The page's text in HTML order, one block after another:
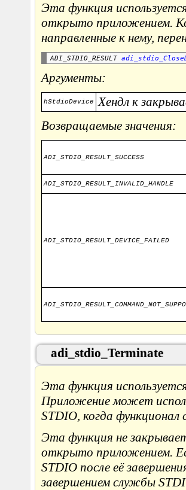
Эта функция
открыто приложением.
направленные к нему,
ADI_STDIO_RESULT
Аргументы:
hStdioDevice
Хендл к
Возвращаемые значения:
ADI_STDIO_RESULT_SUCCESS
ADI_STDIO_RESULT_INVALID_HANDLE
ADI_STDIO_RESULT_DEVICE_FAILED
adi_stdio_Terminate
Эта функция
Приложение может
STDIO, когда
Эта функция не
открыто приложением.
STDIO после её
завершением службы